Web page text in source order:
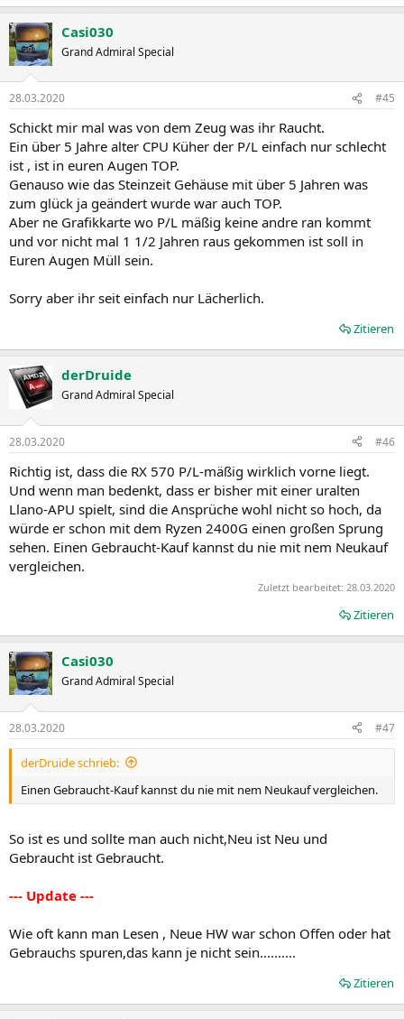
Casi030
Grand Admiral Special
28.03.2020 #45
Schickt mir mal was von dem Zeug was ihr Raucht.
Ein über 5 Jahre alter CPU Küher der P/L einfach nur schlecht
ist , ist in euren Augen TOP.
Genauso wie das Steinzeit Gehäuse mit über 5 Jahren was
zum glück ja geändert wurde war auch TOP.
Aber ne Grafikkarte wo P/L mäßig keine andre ran kommt
und vor nicht mal 1 1/2 Jahren raus gekommen ist soll in
Euren Augen Müll sein.
Sorry aber ihr seit einfach nur Lächerlich.
Zitieren
derDruide
Grand Admiral Special
28.03.2020 #46
Richtig ist, dass die RX 570 P/L-mäßig wirklich vorne liegt.
Und wenn man bedenkt, dass er bisher mit einer uralten
Llano-APU spielt, sind die Ansprüche wohl nicht so hoch, da
würde er schon mit dem Ryzen 2400G einen großen Sprung
sehen. Einen Gebraucht-Kauf kannst du nie mit nem Neukauf
vergleichen.
Zuletzt bearbeitet: 28.03.2020
Zitieren
Casi030
Grand Admiral Special
28.03.2020 #47
derDruide schrieb:
Einen Gebraucht-Kauf kannst du nie mit nem Neukauf vergleichen.
So ist es und sollte man auch nicht,Neu ist Neu und
Gebraucht ist Gebraucht.
--- Update ---
Wie oft kann man Lesen , Neue HW war schon Offen oder hat
Gebrauchs spuren,das kann je nicht sein..........
Zitieren